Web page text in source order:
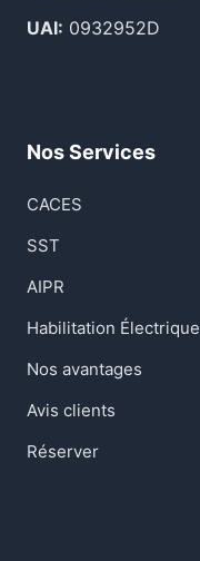
UAI: 0932952D
Nos Services
CACES
SST
AIPR
Habilitation Électrique
Nos avantages
Avis clients
Réserver